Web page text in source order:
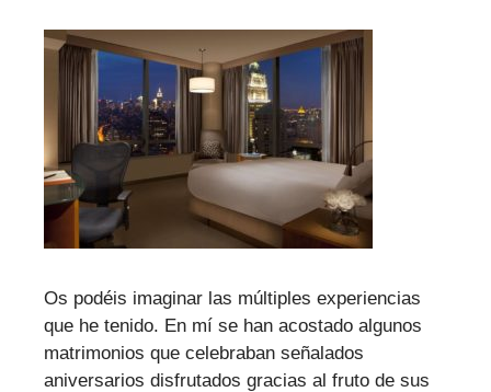
Os podéis imaginar las múltiples experiencias
que he tenido. En mí se han acostado algunos
matrimonios que celebraban señalados
aniversarios disfrutados gracias al fruto de sus